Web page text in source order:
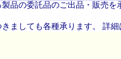
品の委託品のご出品・販売
ましても各種承ります。 詳